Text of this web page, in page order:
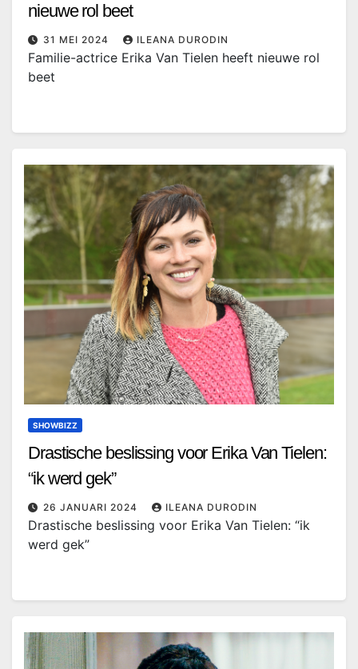
nieuwe rol beet
31 MEI 2024 ILEANA DURODIN
Familie-actrice Erika Van Tielen heeft nieuwe rol
beet
SHOWBIZZ
Drastische beslissing voor Erika Van Tielen:
“ik werd gek”
26 JANUARI 2024 ILEANA DURODIN
Drastische beslissing voor Erika Van Tielen: “ik
werd gek”